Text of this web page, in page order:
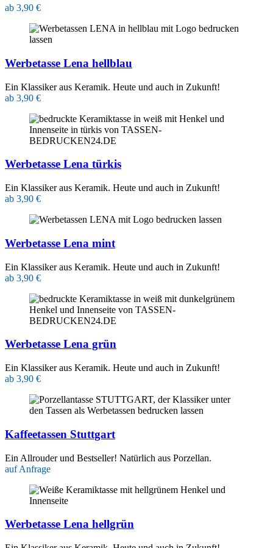
ab 3,90 €
Werbetasse Lena hellblau
Ein Klassiker aus Keramik. Heute und auch in Zukunft!
ab 3,90 €
Werbetasse Lena türkis
Ein Klassiker aus Keramik. Heute und auch in Zukunft!
ab 3,90 €
Werbetasse Lena mint
Ein Klassiker aus Keramik. Heute und auch in Zukunft!
ab 3,90 €
Werbetasse Lena grün
Ein Klassiker aus Keramik. Heute und auch in Zukunft!
ab 3,90 €
Kaffeetassen Stuttgart
Ein Allrouder und Bestseller! Natürlich aus Porzellan.
auf Anfrage
Werbetasse Lena hellgrün